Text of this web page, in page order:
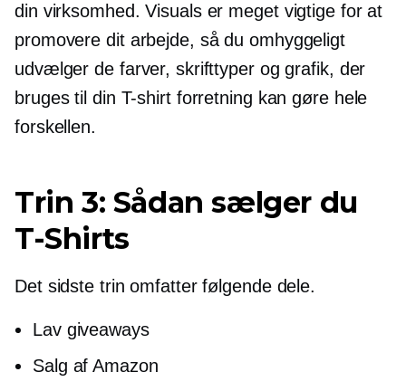
din virksomhed. Visuals er meget vigtige for at
promovere dit arbejde, så du omhyggeligt
udvælger de farver, skrifttyper og grafik, der
bruges til din T-shirtforretning kan gøre hele
forskellen.
Trin 3: Sådan sælger du
T-Shirts
Det sidste trin omfatter følgende dele.
Lav giveaways
Salg af Amazon